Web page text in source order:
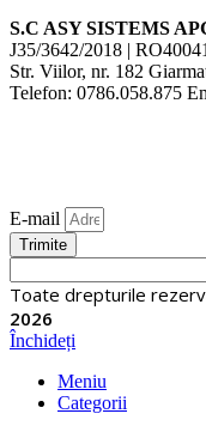
S.C ASY SISTEMS
J35/3642/2018 |
Str. Viilor, nr. 182
Telefon: 0786.058.875
E-mail
Trimite
Toate drepturile
2026
Închideți
Meniu
Categorii